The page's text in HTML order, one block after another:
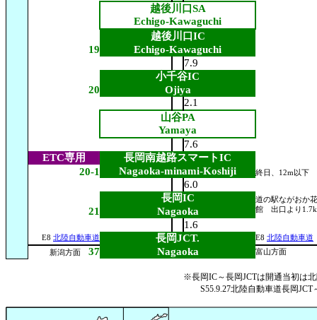
越後川口SA
Echigo-Kawaguchi
越後川口IC
19
Echigo-Kawaguchi
7.9
小千谷IC
20
Ojiya
2.1
山谷PA
Yamaya
7.6
ETC専用
長岡南越路スマートIC
20-1
Nagaoka-minami-Koshiji 終日、12m以下
6.0
長岡IC
道の駅ながおか
館 出口より
21
Nagaoka
1.6
E8 北陸自動車道 長岡JCT. E8 北陸自動車道
新潟方面 37 Nagaoka 富山方面
※長岡IC～長岡JCTは開通当初は
S55.9.27北陸自動車道長岡JCT